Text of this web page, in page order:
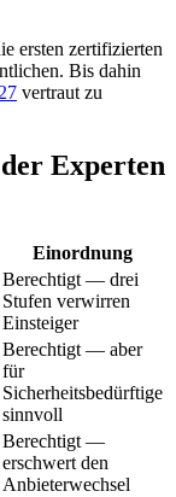
ersten zertifizierten
Bis dahin
vertraut zu
Experten
Einordnung
Berechtigt — drei
Stufen verwirren
Einsteiger
Berechtigt — aber
für
Sicherheitsbedürftige
sinnvoll
Berechtigt —
erschwert den
Anbieterwechsel